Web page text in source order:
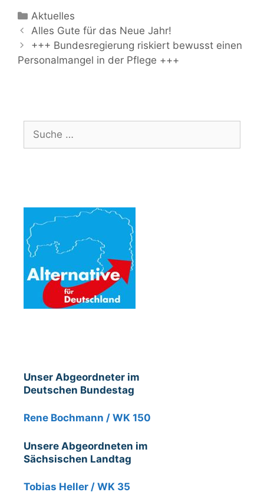
Kategorien
Aktuelles
Beitrags-
Navigation
Alles Gute für das Neue Jahr!
+++ Bundesregierung riskiert bewusst einen
Personalmangel in der Pflege +++
nach:
Unser Abgeordneter im
Deutschen Bundestag
Rene Bochmann / WK 150
Unsere Abgeordneten im
Sächsischen Landtag
Tobias Heller / WK 35